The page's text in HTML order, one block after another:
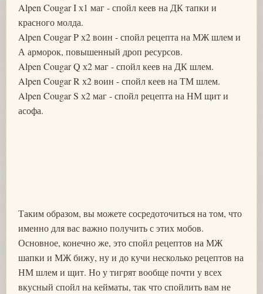
Alpen Cougar I х1 маг - спойл кеев на ДК тапки и
красного молда.
Alpen Cougar P х2 воин - спойл рецепта на МЖ шлем и
А арморок, повышенный дроп ресурсов.
Alpen Cougar Q х2 маг - спойл кеев на ДК шлем.
Alpen Cougar R х2 воин - спойл кеев на ТМ шлем.
Alpen Cougar S х2 маг - спойл рецепта на НМ щит и
асофа.
Таким образом, вы можете сосредоточиться на том, что
именно для вас важно получить с этих мобов.
Основное, конечно же, это спойл рецептов на МЖ
шапки и МЖ бижу, ну и до кучи несколько рецептов на
НМ шлем и щит. Но у тигрят вообще почти у всех
вкусный спойл на кейматы, так что спойлить вам не